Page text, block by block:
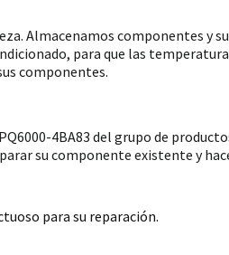
Almacenamos componentes
para que las
componentes.
4BA83 del grupo de
su componente existente y
para su reparación.